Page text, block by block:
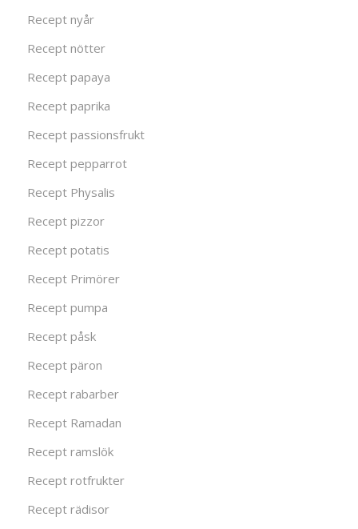
Recept nyår
Recept nötter
Recept papaya
Recept paprika
Recept passionsfrukt
Recept pepparrot
Recept Physalis
Recept pizzor
Recept potatis
Recept Primörer
Recept pumpa
Recept påsk
Recept päron
Recept rabarber
Recept Ramadan
Recept ramslök
Recept rotfrukter
Recept rädisor